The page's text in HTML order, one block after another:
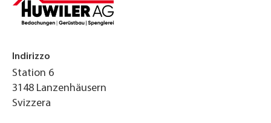
Indirizzo
Station 6
3148 Lanzenhäusern
Svizzera